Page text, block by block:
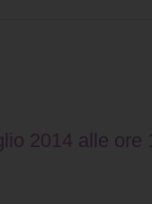
2014 alle ore